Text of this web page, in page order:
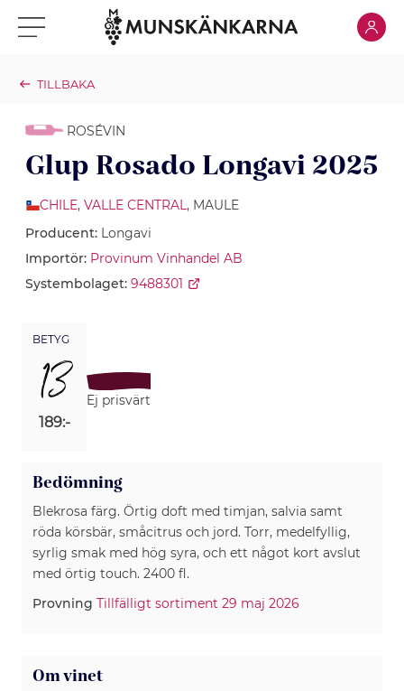
Klicka för meny Klicka
TILLBAKA
ROSÉVIN
Glup Rosado Longavi 2025
CHILE, VALLE CENTRAL, MAULE
Producent: Longavi
Importör: Provinum Vinhandel AB
Systembolaget: 9488301
BETYG
13
189:-
Ej prisvärt
Bedömning
Blekrosa färg. Örtig doft med timjan, salvia samt
röda körsbär, småcitrus och jord. Torr, medelfyllig,
syrlig smak med hög syra, och ett något kort avslut
med örtig touch. 2400 fl.
Provning Tillfälligt sortiment 29 maj 2026
Om vinet